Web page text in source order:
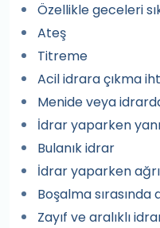
Özellikle geceleri
Ateş
Titreme
Acil idrara çıkma
Menide veya
İdrar yaparken
Bulanık idrar
İdrar yaparken ağrı
Boşalma sırasında
Zayıf ve aralıklı